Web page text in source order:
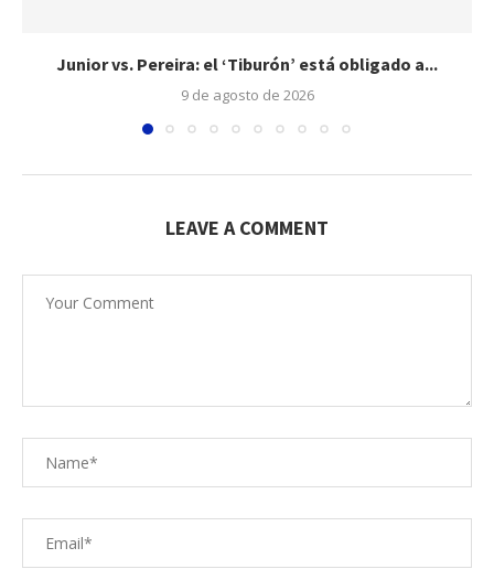
Junior vs. Pereira: el ‘Tiburón’ está obligado a...
9 de agosto de 2026
LEAVE A COMMENT